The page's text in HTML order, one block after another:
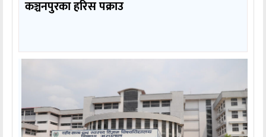
कञ्चनपुरका हरिस पक्राउ